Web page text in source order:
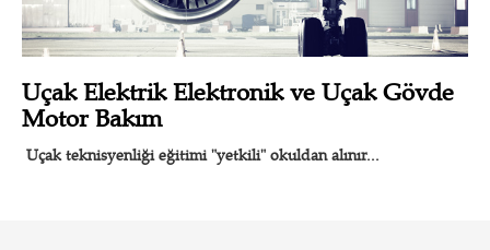
Uçak Elektrik Elektronik ve Uçak Gövde
Motor Bakım
Uçak teknisyenliği eğitimi "yetkili" okuldan alınır...